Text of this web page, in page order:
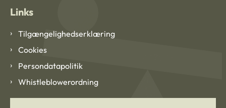
Links
Tilgængelighedserklæring
Cookies
Persondatapolitik
Whistleblowerordning